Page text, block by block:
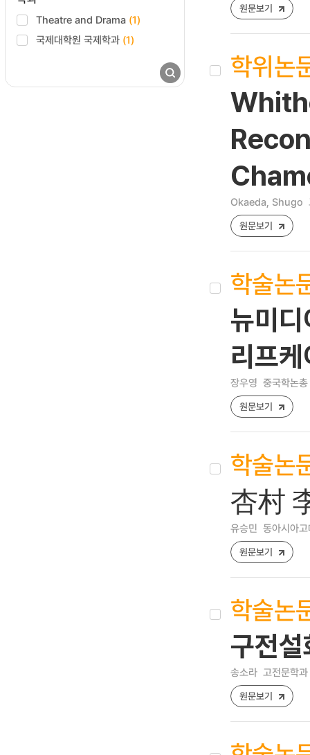
Theatre and Drama (1)
국제대학원 국제학과 (1)
원문보기
학위논
Okaeda, Shugo
원문보기
학술논
뉴미
리프
장우영 중국학논
원문보기
학술논
杏村
유승민 동아시아
원문보기
학술논
구전설
송소라 고전문학
원문보기